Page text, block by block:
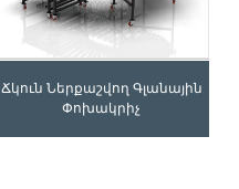
Ճկուն Ներքաշվող Գլանային
Փոխակրիչ